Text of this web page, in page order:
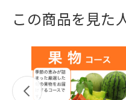
この商品を見た